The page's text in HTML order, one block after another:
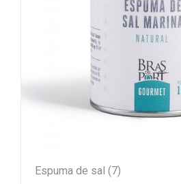
Espuma de sal (7)